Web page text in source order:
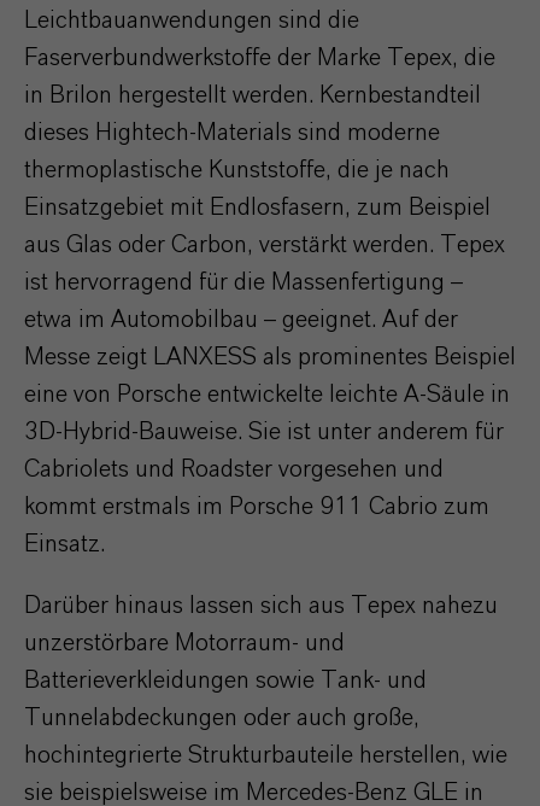
Leichtbauanwendungen sind die
Faserverbundwerkstoffe der Marke Tepex, die
in Brilon hergestellt werden. Kernbestandteil
dieses Hightech-Materials sind moderne
thermoplastische Kunststoffe, die je nach
Einsatzgebiet mit Endlosfasern, zum Beispiel
aus Glas oder Carbon, verstärkt werden. Tepex
ist hervorragend für die Massenfertigung –
etwa im Automobilbau – geeignet. Auf der
Messe zeigt LANXESS als prominentes Beispiel
eine von Porsche entwickelte leichte A-Säule in
3D-Hybrid-Bauweise. Sie ist unter anderem für
Cabriolets und Roadster vorgesehen und
kommt erstmals im Porsche 911 Cabrio zum
Einsatz.
Darüber hinaus lassen sich aus Tepex nahezu
unzerstörbare Motorraum- und
Batterieverkleidungen sowie Tank- und
Tunnelabdeckungen oder auch große,
hochintegrierte Strukturbauteile herstellen, wie
sie beispielsweise im Mercedes-Benz GLE in